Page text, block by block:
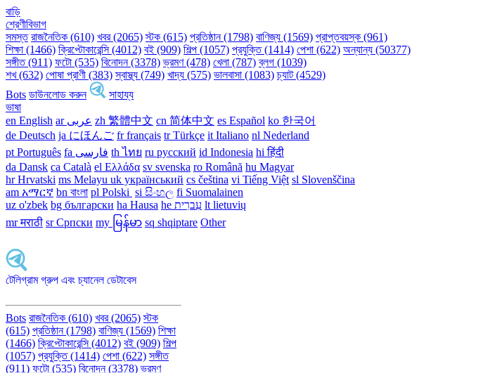
বাড়ি
শ্রেণীবিভাগ
সমস্ত রাজনৈতিক (610) খবর (2065) স্টক (615) প্রতিষ্ঠান (1798) বাণিজ্য (1569) প্রাপ্তবয়স্ক (961)
শিক্ষা (1466) ক্রিপ্টোকারেন্সি (4012) বই (909) শিল্প (1057) প্রযুক্তি (1414) পেশা (622) অন্যান্য (50377)
সঙ্গীত (911) ফটো (535) বিনোদন (3378) ভ্রমণ (478) খেলা (787) ব্লগ (1039)
শখ (632) পোষা প্রাণী (383) স্বাস্থ্য (749) খাদ্য (575) ভালবাসা (1083) চ্যাট (4529)
Bots ডাউনলোড করুন
সাহায্য
ভাষা
en English
ar عربى zh 繁體中文 cn 简体中文 es Español ko 한국어
de Deutsch ja にほんご fr français tr Türkçe it Italiano nl Nederland
pt Português
th ไทย ru русский id Indonesia hi हिंदी
da Dansk‎ ca Català el Ελλάδα sv svenska ro Română hu Magyar
hr Hrvatski ms Melayu uk український‎ cs čeština‎ vi Tiếng Việt sl Slovenščina
am አማርኛ bn বাংলা pl Polski ‎ si සිංහල fi Suomalainen
uz o'zbek bg български ha Hausa‎ he עִברִית lt lietuvių
mr मराठी sr Српски my မြန်မာ sq shqiptare Other
টেলিগ্রাম গ্রুপ এবং চ্যানেল ডেটাবেস
Bots রাজনৈতিক (610) খবর (2065) স্টক
(615) প্রতিষ্ঠান (1798) বাণিজ্য (1569) শিক্ষা
(1466) ক্রিপ্টোকারেন্সি (4012) বই (909) শিল্প
(1057) প্রযুক্তি (1414) পেশা (622) সঙ্গীত
(911) ফটো (535) বিনোদন (3378) ভ্রমণ